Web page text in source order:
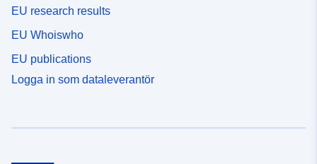
EU research results
EU Whoiswho
EU publications
Logga in som dataleverantör